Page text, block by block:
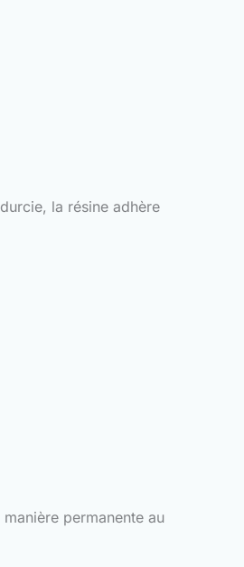
la résine adhère
permanente au